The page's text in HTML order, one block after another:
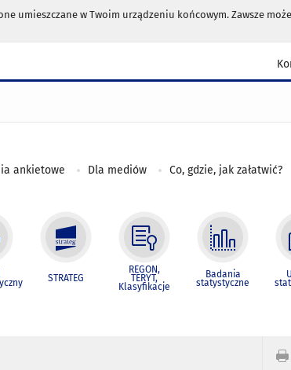
umieszczane w Twoim urządzeniu końcowym. Zawsze
ankietowe Dla mediów Co, gdzie, jak załatwić?
STRATEG
REGON,
TERYT,
Klasyfikacje
Badania
statystyczne